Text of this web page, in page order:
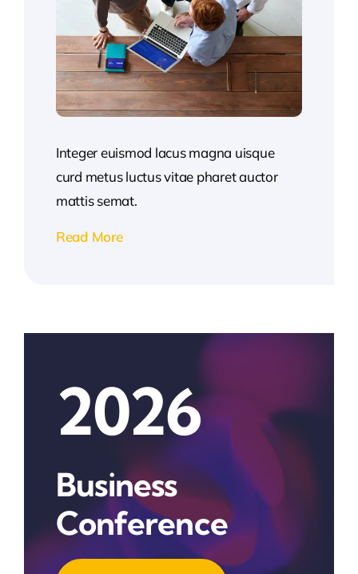
Integer euismod lacus magna uisque
curd metus luctus vitae pharet auctor
mattis semat.
Read More
2026
Business
Conference